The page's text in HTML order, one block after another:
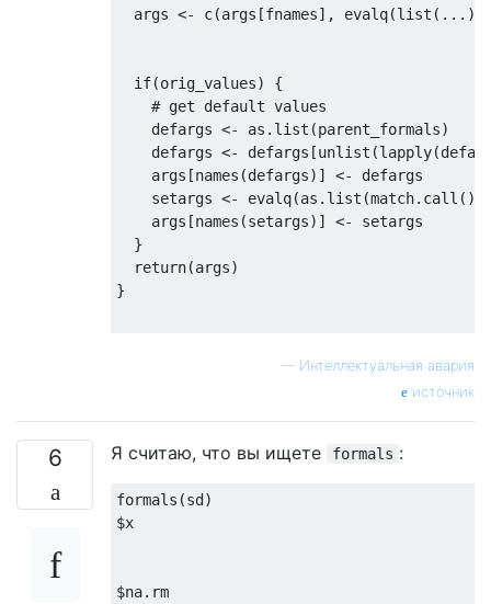
  args <-
c(args[fnames], evalq(list (...),
if(orig_values) {
# get default values
    defargs <- as.list(parent_formals)
defargs <-
    args[
names (defargs)] <- defargs
setargs <-
    args[
names (setargs)] <- setargs
  }
return(args)
}
(a, b = 2, ...) {
  cat(
"Currently set values defined in
  cat(
"Values as defined at the time of
  print(allargs(
tempf(
— Интеллектуальная авария
источник
6 Я считаю, что вы ищете formals :
formals(sd)
$x
$na.rm